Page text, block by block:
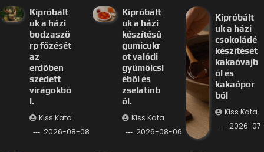
Kipróbált
uk a házi
bodzaszö
rp főzését
az
erdőben
szedett
virágokbó
l.
Kiss Kata
2026-08-08
Kipróbált
uk a házi
készítésű
gumicukr
ot valódi
gyümölcsl
éből és
zselatinb
ól.
Kiss Kata
2026-08-06
Kipróbált
uk a házi
csokoládé
készítését
kakaóvajb
ól és
kakaópor
ból
Kiss Kata
2026-